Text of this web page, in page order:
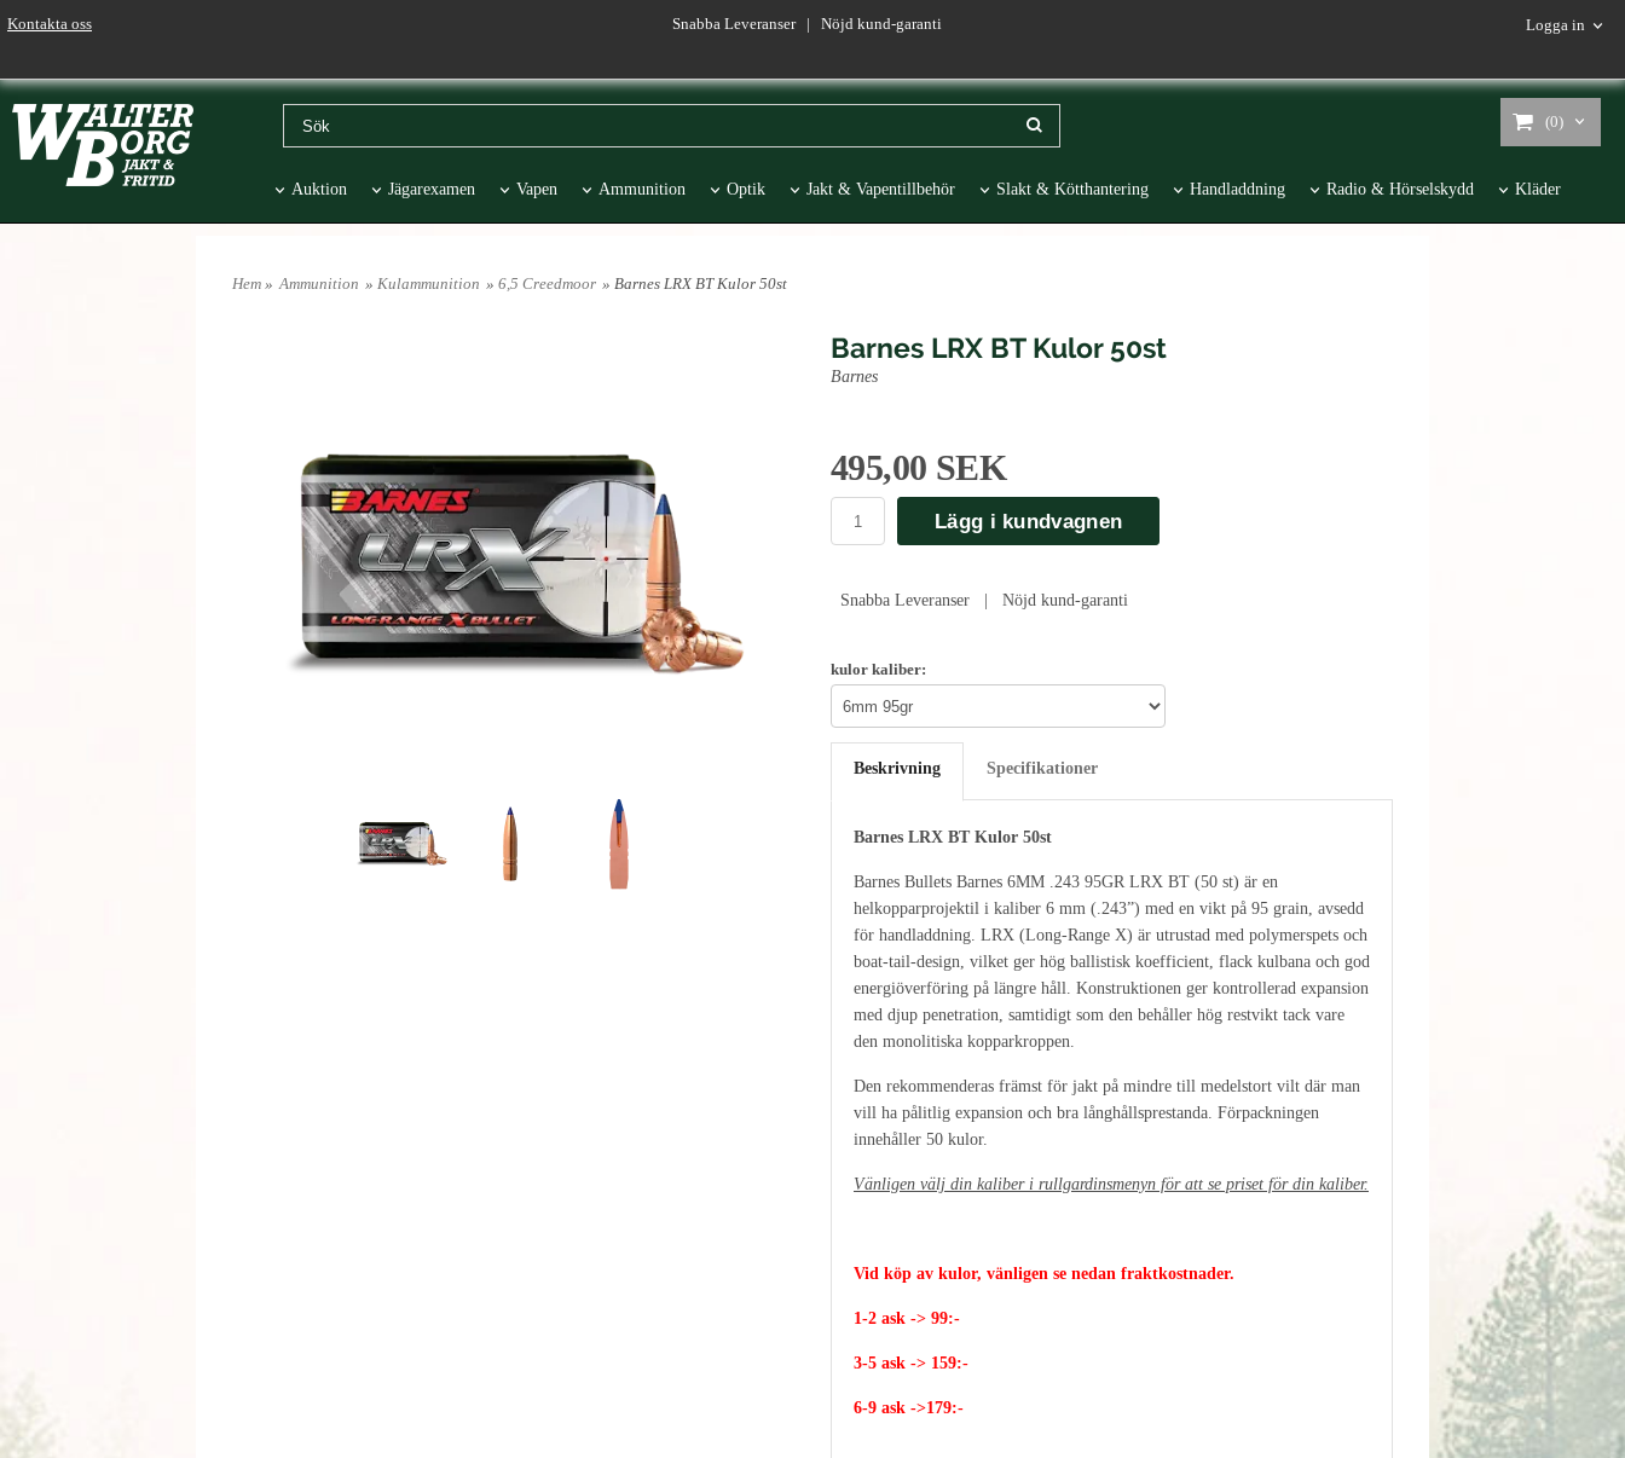
Kontakta oss Snabba Leveranser | Nöjd kund-garanti Logga in
(0)
Auktion Jägarexamen Vapen Ammunition Optik Jakt & Vapentillbehör Slakt & Kötthantering Handladdning Radio & Hörselskydd Kläder
Hem » Ammunition » Kulammunition » 6,5 Creedmoor » Barnes LRX BT Kulor 50st
Barnes LRX BT Kulor 50st
Barnes
495,00 SEK
Lägg i kundvagnen
Snabba Leveranser | Nöjd kund-garanti
kulor kaliber:
Beskrivning Specifikationer
Barnes LRX BT Kulor 50st
Barnes Bullets Barnes 6MM .243 95GR LRX BT (50 st) är en
helkopparprojektil i kaliber 6 mm (.243”) med en vikt på 95 grain, avsedd
för handladdning. LRX (Long-Range X) är utrustad med polymerspets och
boat-tail-design, vilket ger hög ballistisk koefficient, flack kulbana och god
energiöverföring på längre håll. Konstruktionen ger kontrollerad expansion
med djup penetration, samtidigt som den behåller hög restvikt tack vare
den monolitiska kopparkroppen.
Den rekommenderas främst för jakt på mindre till medelstort vilt där man
vill ha pålitlig expansion och bra långhållsprestanda. Förpackningen
innehåller 50 kulor.
Vänligen välj din kaliber i rullgardinsmenyn för att se priset för din kaliber.
Vid köp av kulor, vänligen se nedan fraktkostnader.
1-2 ask -> 99:-
3-5 ask -> 159:-
6-9 ask ->179:-